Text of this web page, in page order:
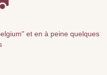
et en à peine quelques